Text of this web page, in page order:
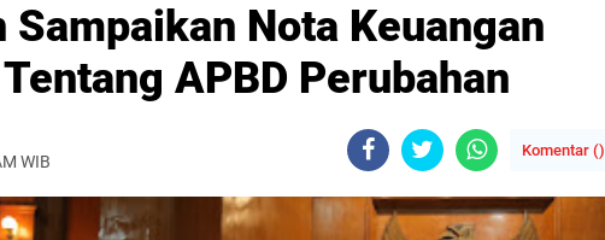
Sampaikan Nota Keuangan
APBD Perubahan
WIB
Komentar ()